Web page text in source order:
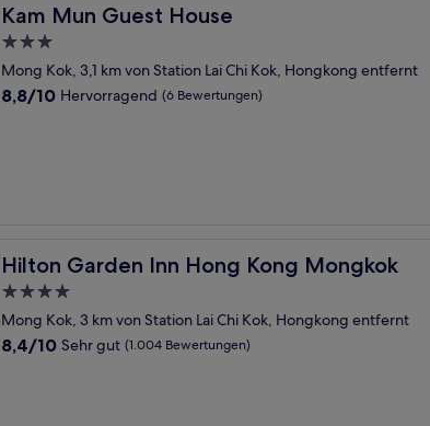
Kam Mun Guest House
Kam Mun Guest House
3.0-
Sterne-
Unterkunft
Mong Kok, 3,1 km von Station Lai Chi Kok, Hongkong entfernt
8.8
8,8/10 Hervorragend (6 Bewertungen)
Hilton Garden Inn Hong Kong Mongkok
Hilton Garden Inn Hong Kong Mongkok
4.0-
Sterne-
Unterkunft
Mong Kok, 3 km von Station Lai Chi Kok, Hongkong entfernt
8.4
8,4/10 Sehr gut (1.004 Bewertungen)